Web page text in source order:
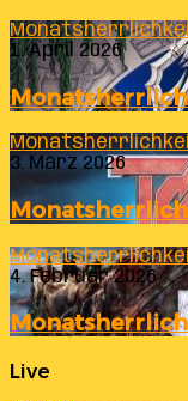
1. April 2026
3. März 2026
4. Februar 2026
Live